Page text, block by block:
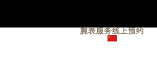
腕表服务线上预约